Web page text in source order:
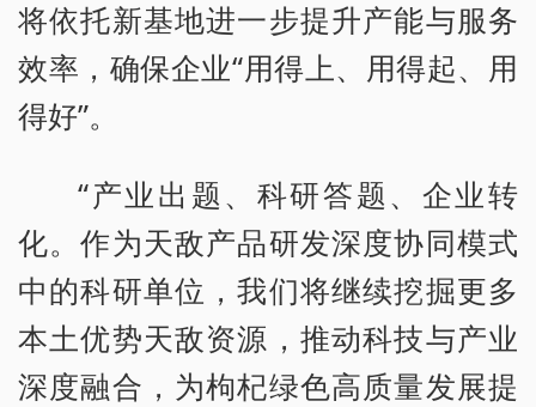
将依托新基地进一步提升产能与服务
效率，确保企业“用得上、用得起、用
得好”。
“产业出题、科研答题、企业转
化。作为天敌产品研发深度协同模式
中的科研单位，我们将继续挖掘更多
本土优势天敌资源，推动科技与产业
深度融合，为枸杞绿色高质量发展提